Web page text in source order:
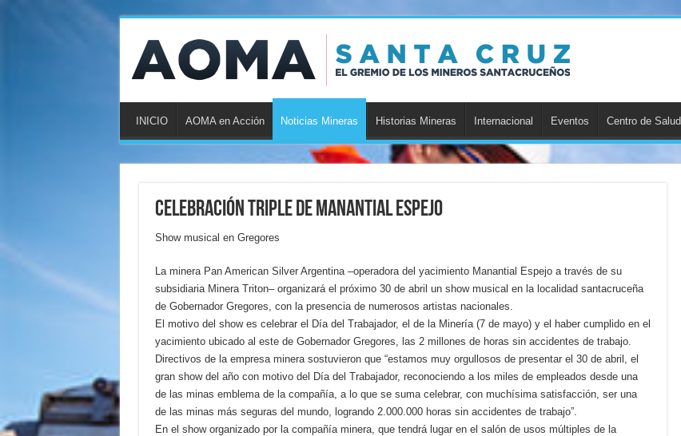
INICIO AOMA en Acción Noticias Mineras Historias Mineras Internacional Eventos Centro de Salud
Celebración triple de Manantial Espejo
Show musical en Gregores
La minera Pan American Silver Argentina –operadora del yacimiento Manantial Espejo a través de su
subsidiaria Minera Triton– organizará el próximo 30 de abril un show musical en la localidad santacruceña
de Gobernador Gregores, con la presencia de numerosos artistas nacionales.
El motivo del show es celebrar el Día del Trabajador, el de la Minería (7 de mayo) y el haber cumplido en el
yacimiento ubicado al este de Gobernador Gregores, las 2 millones de horas sin accidentes de trabajo.
Directivos de la empresa minera sostuvieron que “estamos muy orgullosos de presentar el 30 de abril, el
gran show del año con motivo del Día del Trabajador, reconociendo a los miles de empleados desde una
de las minas emblema de la compañía, a lo que se suma celebrar, con muchísima satisfacción, ser una
de las minas más seguras del mundo, logrando 2.000.000 horas sin accidentes de trabajo”.
En el show organizado por la compañía minera, que tendrá lugar en el salón de usos múltiples de la